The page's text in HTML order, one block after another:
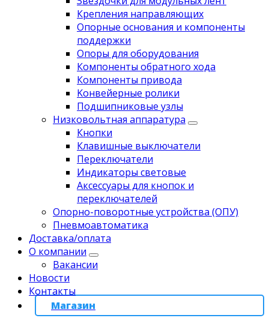
Крепления направляющих
Опорные основания и компоненты
поддержки
Опоры для оборудования
Компоненты обратного хода
Компоненты привода
Koнвейерныe pолики
Подшипниковые узлы
Низковольтная аппаратура
Кнопки
Клавишные выключатели
Переключатели
Индикаторы световые
Аксессуары для кнопок и
переключателей
Опорно-поворотные устройства (ОПУ)
Пневмоавтоматика
Доставка/оплата
О компании
Вакансии
Новости
Контакты
Магазин